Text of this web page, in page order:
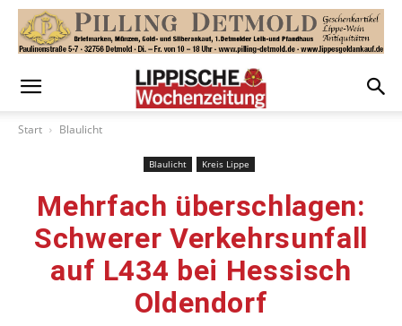
Start Blaulicht
Blaulicht Kreis Lippe
Mehrfach überschlagen:
Schwerer Verkehrsunfall
auf L434 bei Hessisch
Oldendorf